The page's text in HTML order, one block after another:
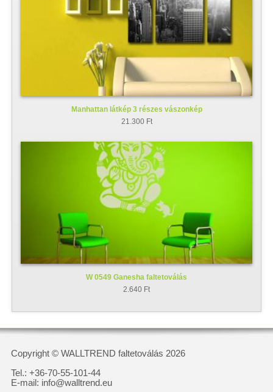
Manhattan látkép 3 részes vászonkép
21.300 Ft
W 0549 Ganesha faltetoválás
2.640 Ft
Copyright © WALLTREND faltetoválás 2026
Tel.: +36-70-55-101-44
E-mail: info@walltrend.eu